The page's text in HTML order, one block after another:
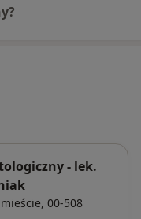
- lek.
, 00-508